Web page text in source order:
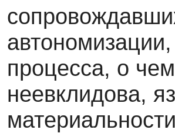
процесса, о
неевклидова,